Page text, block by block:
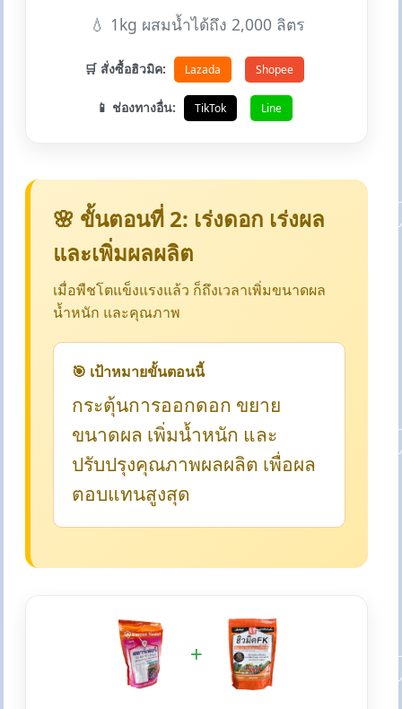
💧 1kg ผสมน้ำได้ถึง 2,000 ลิตร
🛒 สั่งซื้อฮิวมิค: Lazada Shopee
📱 ช่องทางอื่น: TikTok Line
🌸 ขั้นตอนที่ 2: เร่งดอก เร่งผล
และเพิ่มผลผลิต
เมื่อพืชโตแข็งแรงแล้ว ก็ถึงเวลาเพิ่มขนาดผล
น้ำหนัก และคุณภาพ
🎯 เป้าหมายขั้นตอนนี้
กระตุ้นการออกดอก ขยาย
ขนาดผล เพิ่มน้ำหนัก และ
ปรับปรุงคุณภาพผลผลิต เพื่อผล
ตอบแทนสูงสุด
+